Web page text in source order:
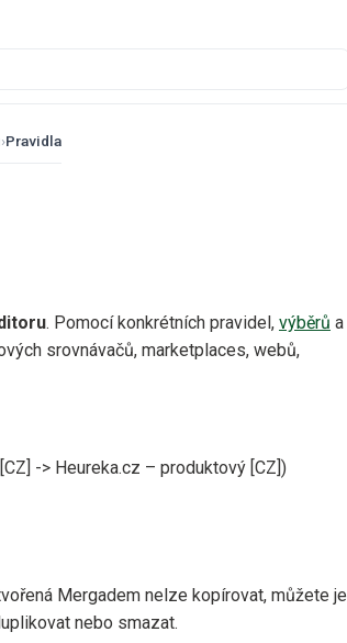
›Pravidla
. Pomocí konkrétních pravidel, výběrů a
srovnávačů, marketplaces, webů,
-> Heureka.cz –⁠ produktový [CZ])
Mergadem nelze kopírovat, můžete je
nebo smazat.